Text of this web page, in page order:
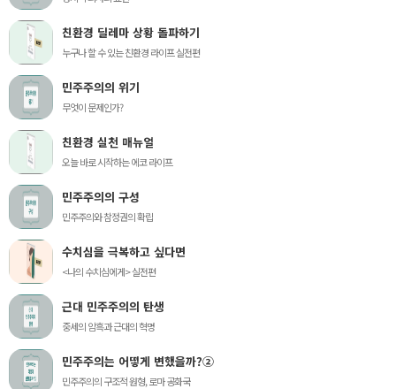
친환경 딜레마 상황 돌파하기
누구나 할 수 있는 친환경 라이프 실전편
민주주의의 위기
무엇이 문제인가?
친환경 실천 매뉴얼
오늘 바로 시작하는 에코 라이프
민주주의의 구성
민주주의와 참정권의 확립
수치심을 극복하고 싶다면
<나의 수치심에게> 실전편
근대 민주주의의 탄생
중세의 암흑과 근대의 혁명
민주주의는 어떻게 변했을까?②
민주주의의 구조적 원형, 로마 공화국